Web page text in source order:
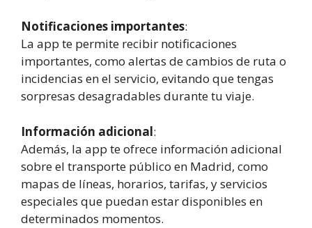
Notificaciones importantes:
La app te permite recibir notificaciones
importantes, como alertas de cambios de ruta o
incidencias en el servicio, evitando que tengas
sorpresas desagradables durante tu viaje.
Información adicional:
Además, la app te ofrece información adicional
sobre el transporte público en Madrid, como
mapas de líneas, horarios, tarifas, y servicios
especiales que puedan estar disponibles en
determinados momentos.